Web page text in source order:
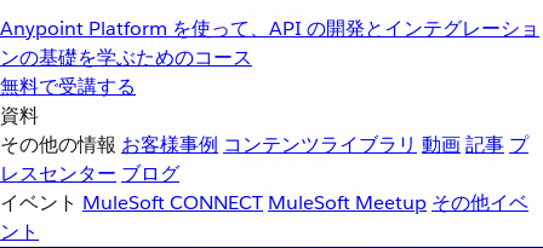
Anypoint Platform を使って、API の開発とインテグレーショ
ンの基礎を学ぶためのコース
無料で受講する
資料
その他の情報 お客様事例 コンテンツライブラリ 動画記事 プ
レスセンター ブログ
イベント MuleSoft CONNECT MuleSoft Meetup その他イベ
ント